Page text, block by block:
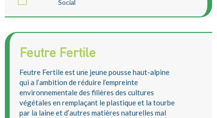
Social
Feutre Fertile
Feutre Fertile est une jeune pousse haut-alpine
qui a l’ambition de réduire l’empreinte
environnementale des filières des cultures
végétales en remplaçant le plastique et la tourbe
par la laine et d’autres matières naturelles mal